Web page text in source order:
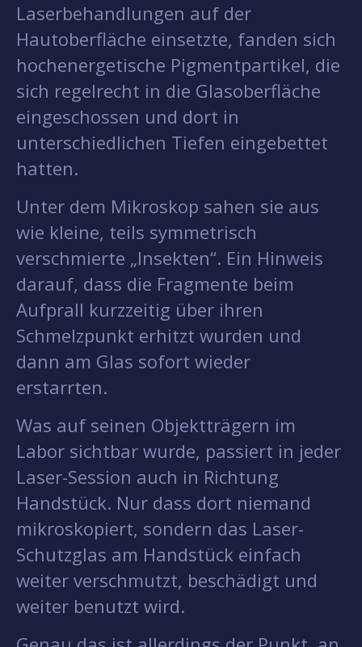
Laserbehandlungen auf der
Hautoberfläche einsetzte, fanden sich
hochenergetische Pigmentpartikel, die
sich regelrecht in die Glasoberfläche
eingeschossen und dort in
unterschiedlichen Tiefen eingebettet
hatten.
Unter dem Mikroskop sahen sie aus
wie kleine, teils symmetrisch
verschmierte „Insekten“. Ein Hinweis
darauf, dass die Fragmente beim
Aufprall kurzzeitig über ihren
Schmelzpunkt erhitzt wurden und
dann am Glas sofort wieder
erstarrten.
Was auf seinen Objektträgern im
Labor sichtbar wurde, passiert in jeder
Laser-Session auch in Richtung
Handstück. Nur dass dort niemand
mikroskopiert, sondern das Laser-
Schutzglas am Handstück einfach
weiter verschmutzt, beschädigt und
weiter benutzt wird.